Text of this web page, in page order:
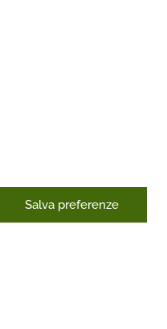
Salva preferenze